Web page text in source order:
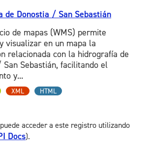
de Donostia / San Sebastián
de mapas (WMS) permite
visualizar en un mapa la
relacionada con la hidrografía de
San Sebastián, facilitando el
y...
XML HTML
acceder a este registro utilizando
Docs).